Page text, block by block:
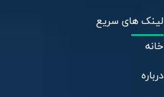
لینک های سریع
خانه
درباره